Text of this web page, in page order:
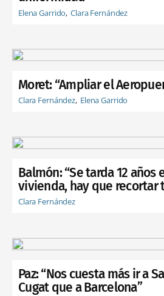
Elena Garrido Clara Fernández
Moret: “Ampliar el
Clara Fernández Elena Garrido
Balmón: “Se tarda 12 años
vivienda, hay que recortar
Clara Fernández
Paz: “Nos cuesta más ir a
Cugat que a Barcelona”